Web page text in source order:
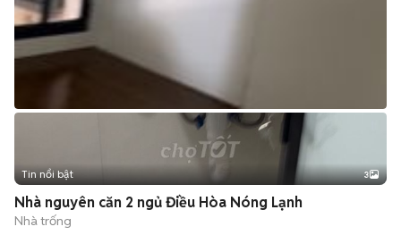
Tin nổi bật 3
Nhà nguyên căn 2 ngủ Điều Hòa Nóng Lạnh
Nhà trống